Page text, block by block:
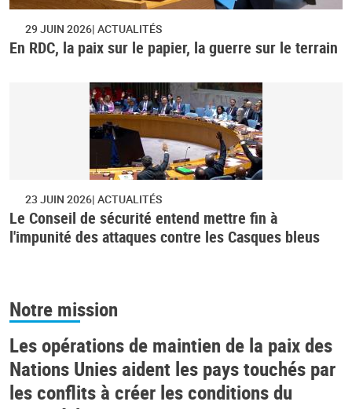
29 JUIN 2026 ACTUALITÉS
En RDC, la paix sur le papier, la guerre sur le terrain
23 JUIN 2026 ACTUALITÉS
Le Conseil de sécurité entend mettre fin à
l'impunité des attaques contre les Casques bleus
Notre mission
Les opérations de maintien de la paix des
Nations Unies aident les pays touchés par
les conflits à créer les conditions du